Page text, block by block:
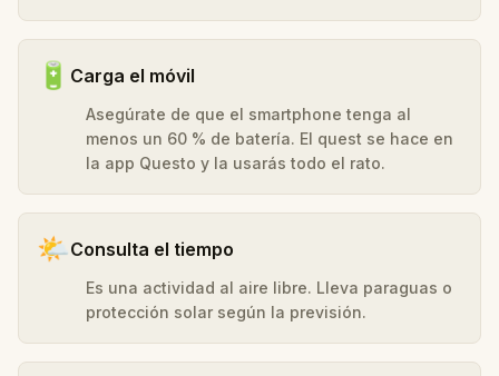
🔋 Carga el móvil
Asegúrate de que el smartphone tenga al
menos un 60 % de batería. El quest se hace en
la app Questo y la usarás todo el rato.
🌤️Consulta el tiempo
Es una actividad al aire libre. Lleva paraguas o
protección solar según la previsión.